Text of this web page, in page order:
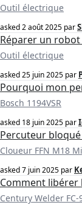
Outil électrique
asked2 août 2025 par
Réparer un
Outil électrique
asked25 juin 2025 par
Pourquoi mon
Bosch 1194VSR
asked 18 juin 2025 par
Percuteur
Cloueur FFN M18
asked7 juin 2025 par
Comment libérer
Century Welder FC-